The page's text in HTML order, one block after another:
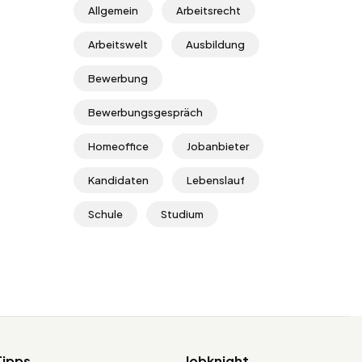
Allgemein Arbeitsrecht
Arbeitswelt Ausbildung
Bewerbung
Bewerbungsgespräch
Homeoffice Jobanbieter
Kandidaten Lebenslauf
Schule Studium